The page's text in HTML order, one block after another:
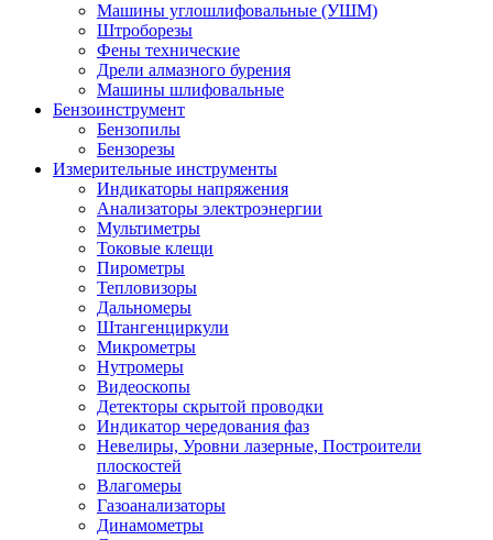
Машины углошлифовальные (УШМ)
Штроборезы
Фены технические
Дрели алмазного бурения
Машины шлифовальные
Бензоинструмент
Бензопилы
Бензорезы
Измерительные инструменты
Индикаторы напряжения
Анализаторы электроэнергии
Мультиметры
Токовые клещи
Пирометры
Тепловизоры
Дальномеры
Штангенциркули
Микрометры
Нутромеры
Видеоскопы
Детекторы скрытой проводки
Индикатор чередования фаз
Невелиры, Уровни лазерные, Построители
плоскостей
Влагомеры
Газоанализаторы
Динамометры